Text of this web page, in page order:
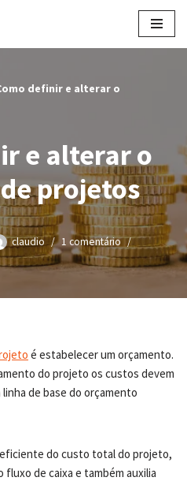
definir e alterar o
e alterar o
projetos
claudio
1 comentário
é estabelecer um orçamento.
do projeto os custos devem
de base do orçamento
do custo total do projeto,
de caixa e também auxilia